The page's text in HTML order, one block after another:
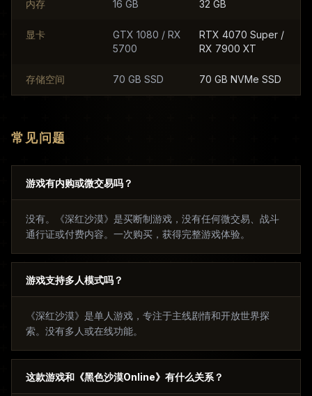
内存 16 GB 32 GB
显卡
GTX 1080 / RX
5700
RTX 4070 Super /
RX 7900 XT
存储空间 70 GB SSD 70 GB NVMe SSD
常见问题
游戏有内购或微交易吗？
没有。《深红沙漠》是买断制游戏，没有任何微交易、战斗
通行证或付费内容。一次购买，获得完整游戏体验。
游戏支持多人模式吗？
《深红沙漠》是单人游戏，专注于主线剧情和开放世界探
索。没有多人或在线功能。
这款游戏和《黑色沙漠Online》有什么关系？